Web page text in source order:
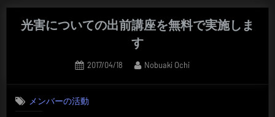
光害についての出前講座を無料で実施しま
す
Posted
2017/04/18 By
Nobuaki Ochi
メンバーの活動